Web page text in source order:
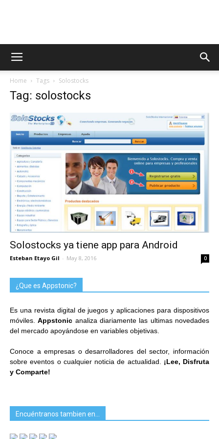
AppsTonic
Home Tags Solostocks
Tag: solostocks
Solostocks ya tiene app para Android
Esteban Etayo Gil - May 8, 2016 0
¿Que es Appstonic?
Es una revista digital de juegos y aplicaciones para dispositivos
móviles.Appstonic analiza diariamente las ultimas novedades
del mercado apoyándose en variables objetivas.
Conoce a empresas o desarrolladores del sector, información
sobre eventos o cualquier noticia de actualidad. ¡Lee, Disfruta
y Comparte!
Encuéntranos tambien en…